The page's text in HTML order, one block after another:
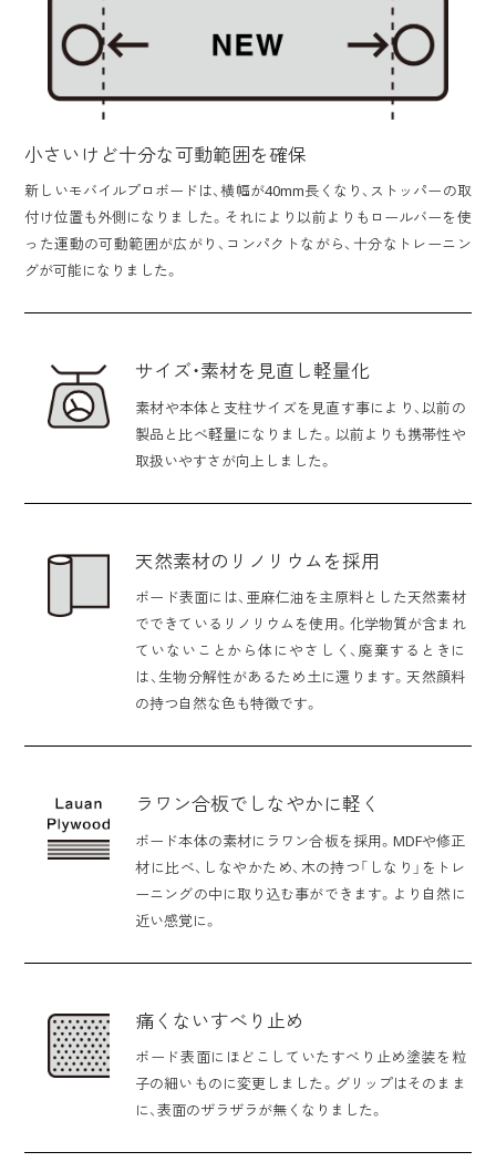
小さいけど十分な可動範囲を確保
新しいモバイルプロボードは、横幅が40mm長くなり、ストッパーの取
付け位置も外側になりました。それにより以前よりもロールバーを使
った運動の可動範囲が広がり、コンパクトながら、十分なトレーニン
グが可能になりました。
サイズ・素材を見直し軽量化
素材や本体と支柱サイズを見直す事により、以前の
製品と比べ軽量になりました。以前よりも携帯性や
取扱いやすさが向上しました。
天然素材のリノリウムを採用
ボード表面には、亜麻仁油を主原料とした天然素材
でできているリノリウムを使用。化学物質が含まれ
ていないことから体にやさしく、廃棄するときに
は、生物分解性があるため土に還ります。天然顔料
の持つ自然な色も特徴です。
ラワン合板でしなやかに軽く
ボード本体の素材にラワン合板を採用。MDFや修正
材に比べ、しなやかため、木の持つ「しなり」をトレ
ーニングの中に取り込む事ができます。より自然に
近い感覚に。
痛くないすべり止め
ボード表面にほどこしていたすべり止め塗装を粒
子の細いものに変更しました。グリップはそのまま
に、表面のザラザラが無くなりました。